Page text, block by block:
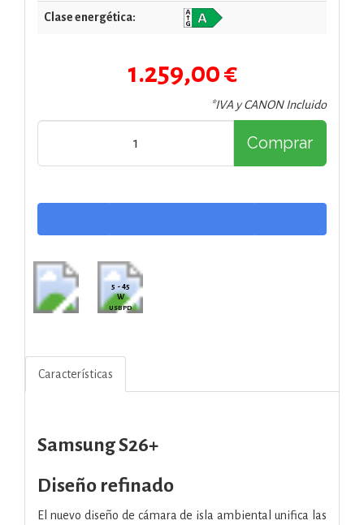
Clase energética:
1.259,00 €
*IVA y CANON Incluido
Comprar
5 - 45
W
USB PD
Características
Samsung S26+
Diseño refinado
El nuevo diseño de cámara de isla ambiental unifica las